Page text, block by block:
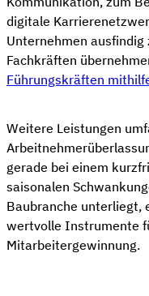
digitale
Unternehmen ausfindig
Fachkräften
Führungskräften
Weitere Leistungen
gerade bei einem
saisonalen
Baubranche unterliegt,
wertvolle Instrumente
Mitarbeitergewinnung.